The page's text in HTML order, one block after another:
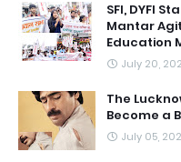
SFI, DYFI
Mantar
Education
July 20,
The
Become a
July 05,